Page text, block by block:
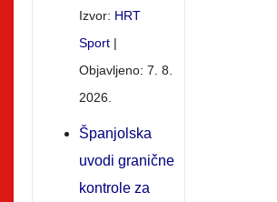
Izvor: HRT
Sport
Objavljeno: 7. 8.
2026.
Španjolska
uvodi granične
kontrole za